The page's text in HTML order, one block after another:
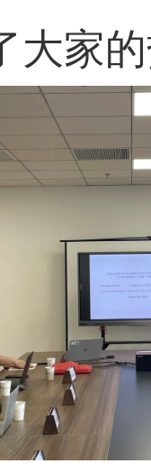
大家